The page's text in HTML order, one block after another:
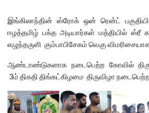
இங்கிலாந்தின் ஸ்ரோக் ஒன் ரென்ட்
ஈழத்தமிழ் பக்த அடியார்கள் மத்தியில்
எழுந்தருளி கும்பாபிசேகம் வெகு
ஆண்டாண்டுகளாக நடைபெற்ற கோவில்
3ம் திகதி திங்கட்கிழமை திருவிழா